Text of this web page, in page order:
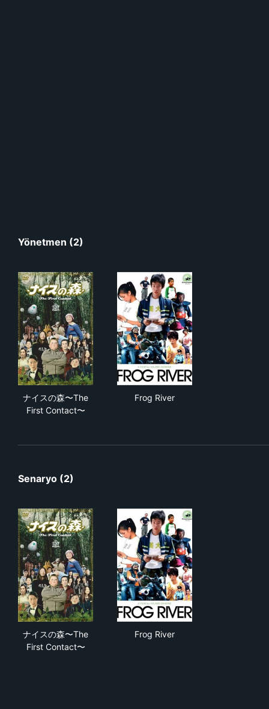
Yönetmen (2)
ナイスの森〜The
First Contact〜
Frog River
Senaryo (2)
ナイスの森〜The
First Contact〜
Frog River